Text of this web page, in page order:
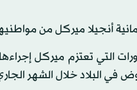
أنجيلا ميركل من
التي تعتزم ميركل
في البلاد خلال الشهر